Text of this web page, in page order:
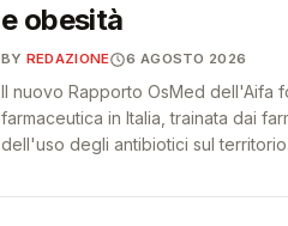
e obesità
BY REDAZIONE 6 AGOSTO 2026
Il nuovo Rapporto OsMed dell'Aifa
farmaceutica in Italia, trainata dai
dell'uso degli antibiotici sul territorio.